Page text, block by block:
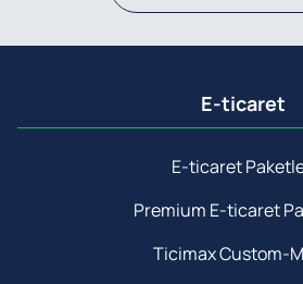
E-ticaret
E-ticaret
Premium E-ticaret
Ticimax Custom-